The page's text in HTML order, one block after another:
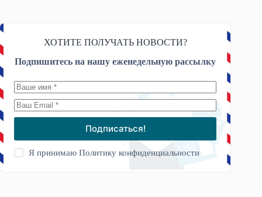
ХОТИТЕ ПОЛУЧАТЬ НОВОСТИ?
Подпишитесь на нашу еженедельную рассылку
Подписаться!
Я принимаюПолитику конфиденциальности